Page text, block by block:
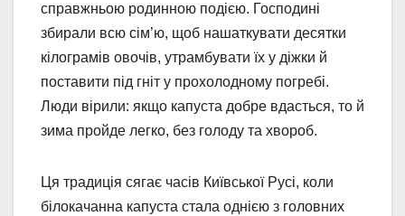
справжньою родинною подією. Господині
збирали всю сім’ю, щоб нашаткувати десятки
кілограмів овочів, утрамбувати їх у діжки й
поставити під гніт у прохолодному погребі.
Люди вірили: якщо капуста добре вдасться, то й
зима пройде легко, без голоду та хвороб.
Ця традиція сягає часів Київської Русі, коли
білокачанна капуста стала однією з головних